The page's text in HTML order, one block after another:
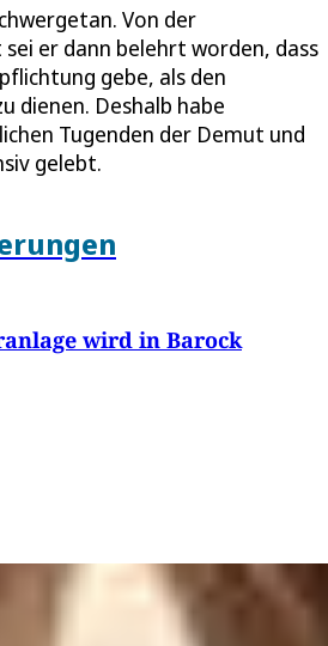
Von der
er dann belehrt worden, dass
gebe, als den
dienen. Deshalb habe
Tugenden der Demut und
gelebt.
wird in Barock